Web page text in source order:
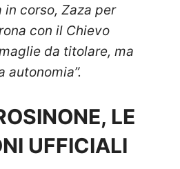
corso, Zaza per
con il Chievo
da titolare, ma
autonomia”.
LE
UFFICIALI